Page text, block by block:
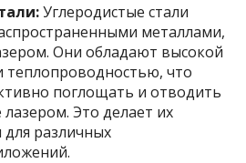
Углеродистые стали
металлами,
Они обладают высокой
теплопроводностью, что
поглощать и отводить
Это делает их
различных